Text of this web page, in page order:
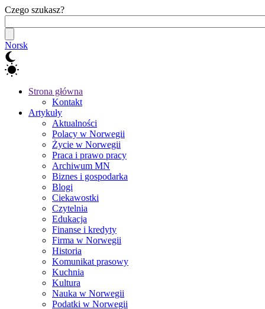
Czego szukasz?
Norsk
Strona główna
Kontakt
Artykuły
Aktualności
Polacy w Norwegii
Życie w Norwegii
Praca i prawo pracy
Archiwum MN
Biznes i gospodarka
Blogi
Ciekawostki
Czytelnia
Edukacja
Finanse i kredyty
Firma w Norwegii
Historia
Komunikat prasowy
Kuchnia
Kultura
Nauka w Norwegii
Podatki w Norwegii